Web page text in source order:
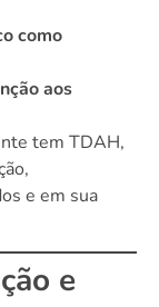
como
aos
tem TDAH,
e em sua
e